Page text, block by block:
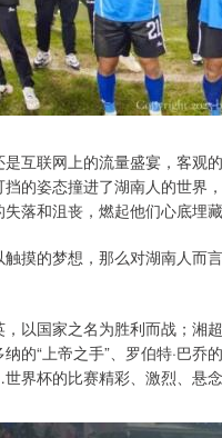
互联网上的流量盛宴，客观
的姿态撞进了湖南人的世界
落和沮丧，燃起他们心底埋
摸的梦想，那么对湖南人而
以国家之名为胜利而战；湘
的“上帝之手”、罗伯特·巴
杯的比赛精彩、激烈、悬